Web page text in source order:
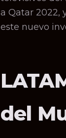
a Qatar 2022,
este nuevo
del